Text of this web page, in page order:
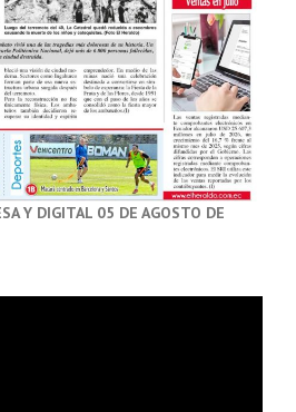
Y DIGITAL 05 DE AGOSTO DE